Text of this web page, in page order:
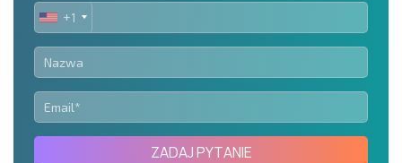
UNITED
STATES
+1
+1
ZADAJ PYTANIE